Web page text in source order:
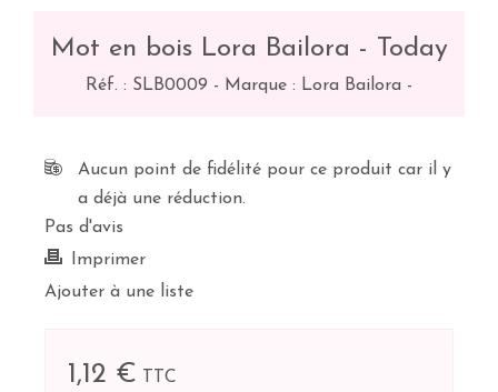
Mot en bois Lora Bailora - Today
Réf. : SLB0009 - Marque : Lora Bailora -
Aucun point de fidélité pour ce produit car il y
a déjà une réduction.
Pas d'avis
Imprimer
Ajouter à une liste
1,12 €
TTC